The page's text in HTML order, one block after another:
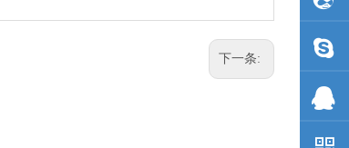
下一条: